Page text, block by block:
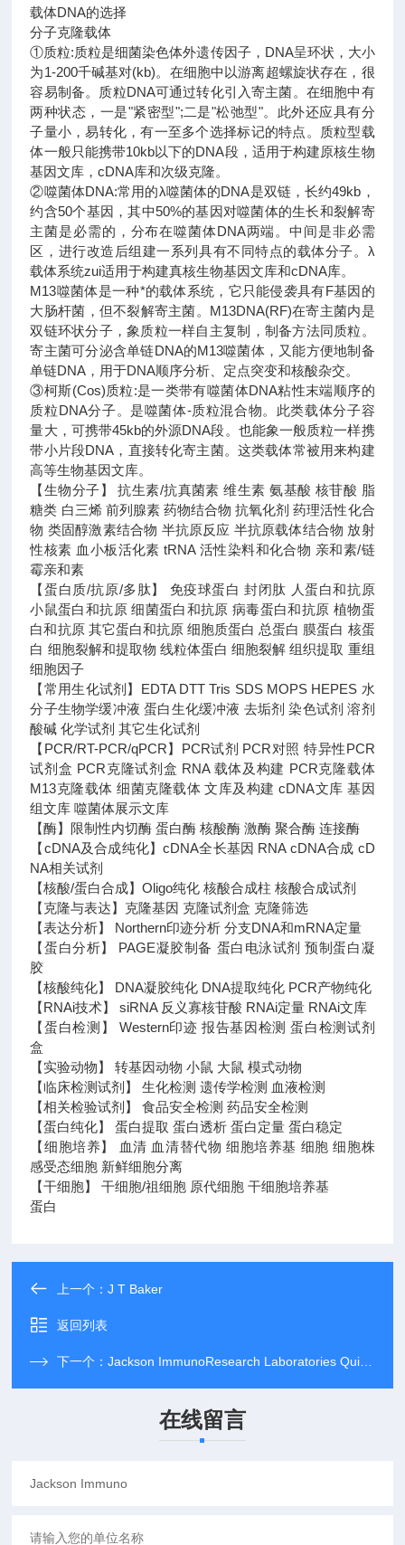
载体DNA的选择
分子克隆载体
①质粒:质粒是细菌染色体外遗传因子，DNA呈环状，大小
为1-200千碱基对(kb)。在细胞中以游离超螺旋状存在，很
容易制备。质粒DNA可通过转化引入寄主菌。在细胞中有
两种状态，一是"紧密型";二是"松弛型"。此外还应具有分
子量小，易转化，有一至多个选择标记的特点。质粒型载
体一般只能携带10kb以下的DNA段，适用于构建原核生物
基因文库，cDNA库和次级克隆。
②噬菌体DNA:常用的λ噬菌体的DNA是双链，长约49kb，
约含50个基因，其中50%的基因对噬菌体的生长和裂解寄
主菌是必需的，分布在噬菌体DNA两端。中间是非必需
区，进行改造后组建一系列具有不同特点的载体分子。λ
载体系统zui适用于构建真核生物基因文库和cDNA库。
M13噬菌体是一种*的载体系统，它只能侵袭具有F基因的
大肠杆菌，但不裂解寄主菌。M13DNA(RF)在寄主菌内是
双链环状分子，象质粒一样自主复制，制备方法同质粒。
寄主菌可分泌含单链DNA的M13噬菌体，又能方便地制备
单链DNA，用于DNA顺序分析、定点突变和核酸杂交。
③柯斯(Cos)质粒:是一类带有噬菌体DNA粘性末端顺序的
质粒DNA分子。是噬菌体-质粒混合物。此类载体分子容
量大，可携带45kb的外源DNA段。也能象一般质粒一样携
带小片段DNA，直接转化寄主菌。这类载体常被用来构建
高等生物基因文库。
【生物分子】 抗生素/抗真菌素 维生素 氨基酸 核苷酸 脂
糖类 白三烯 前列腺素 药物结合物 抗氧化剂 药理活性化合
物 类固醇激素结合物 半抗原反应 半抗原载体结合物 放射
性核素 血小板活化素 tRNA 活性染料和化合物 亲和素/链
霉亲和素
【蛋白质/抗原/多肽】 免疫球蛋白 封闭肽 人蛋白和抗原
小鼠蛋白和抗原 细菌蛋白和抗原 病毒蛋白和抗原 植物蛋
白和抗原 其它蛋白和抗原 细胞质蛋白 总蛋白 膜蛋白 核蛋
白 细胞裂解和提取物 线粒体蛋白 细胞裂解 组织提取 重组
细胞因子
【常用生化试剂】EDTA DTT Tris SDS MOPS HEPES 水
分子生物学缓冲液 蛋白生化缓冲液 去垢剂 染色试剂 溶剂
酸碱 化学试剂 其它生化试剂
【PCR/RT-PCR/qPCR】PCR试剂 PCR对照 特异性PCR
试剂盒 PCR克隆试剂盒 RNA 载体及构建 PCR克隆载体
M13克隆载体 细菌克隆载体 文库及构建 cDNA文库 基因
组文库 噬菌体展示文库
【酶】限制性内切酶 蛋白酶 核酸酶 激酶 聚合酶 连接酶
【cDNA及合成纯化】cDNA全长基因 RNA cDNA合成 cD
NA相关试剂
【核酸/蛋白合成】Oligo纯化 核酸合成柱 核酸合成试剂
【克隆与表达】克隆基因 克隆试剂盒 克隆筛选
【表达分析】 Northern印迹分析 分支DNA和mRNA定量
【蛋白分析】 PAGE凝胶制备 蛋白电泳试剂 预制蛋白凝
胶
【核酸纯化】 DNA凝胶纯化 DNA提取纯化 PCR产物纯化
【RNAi技术】 siRNA 反义寡核苷酸 RNAi定量 RNAi文库
【蛋白检测】 Western印迹 报告基因检测 蛋白检测试剂
盒
【实验动物】 转基因动物 小鼠 大鼠 模式动物
【临床检测试剂】 生化检测 遗传学检测 血液检测
【相关检验试剂】 食品安全检测 药品安全检测
【蛋白纯化】 蛋白提取 蛋白透析 蛋白定量 蛋白稳定
【细胞培养】 血清 血清替代物 细胞培养基 细胞 细胞株
感受态细胞 新鲜细胞分离
【干细胞】 干细胞/祖细胞 原代细胞 干细胞培养基
蛋白
上一个：J T Baker
返回列表
下一个：Jackson ImmunoResearch Laboratories Quidel
在线留言